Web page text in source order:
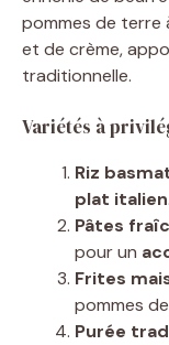
pommes de terre
et de crème,
traditionnelle.
Variétés à
Riz
plat italien.
Pâtes
pour un
Frites
pommes
Purée